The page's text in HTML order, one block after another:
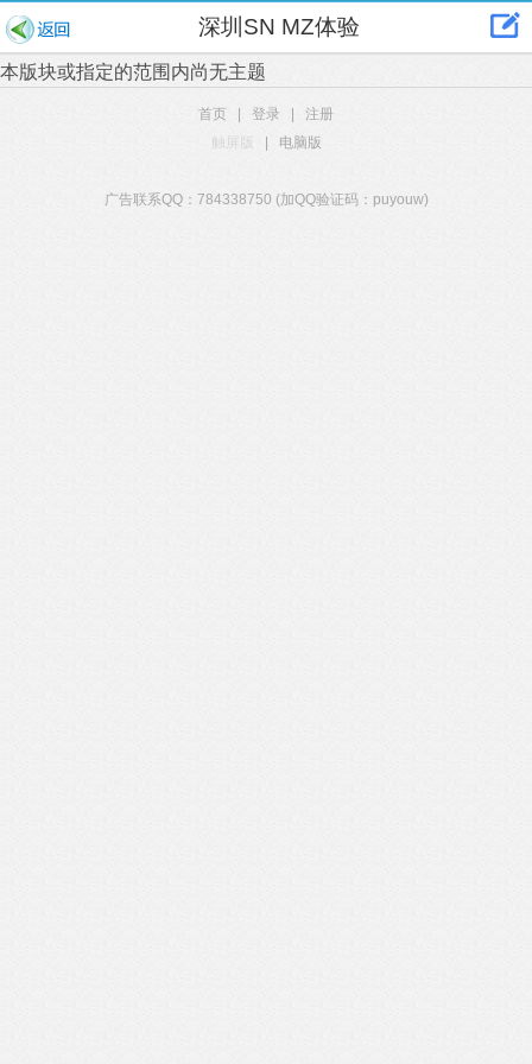
深圳SN MZ体验
本版块或指定的范围内尚无主题
首页 登录
注册
触屏版
电脑版
广告联系QQ：784338750 (加QQ验证码：puyouw)